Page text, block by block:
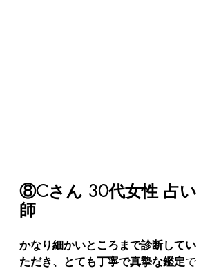
⑧Cさん 30代女性 占い
師
かなり細かいところまで診断してい
ただき、とても丁寧で真摯な鑑定で